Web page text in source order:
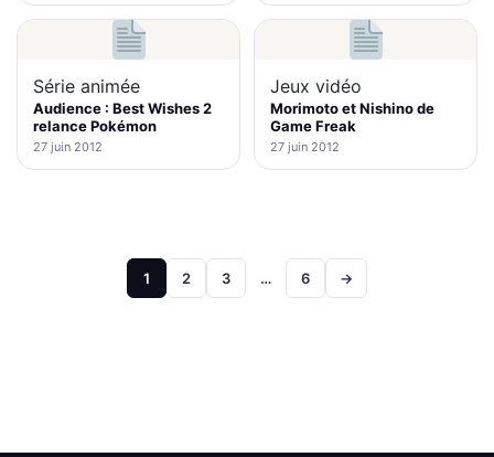
Série animée
Audience : Best Wishes 2
relance Pokémon
27 juin 2012
Jeux vidéo
Morimoto et Nishino de
Game Freak
27 juin 2012
Pagination
1 2 3 … 6 →